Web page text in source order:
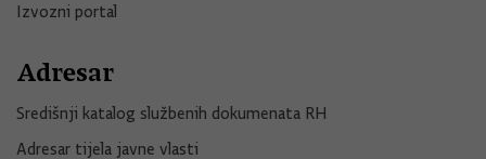
Izvozni portal
Adresar
Središnji katalog službenih dokumenata RH
Adresar tijela javne vlasti